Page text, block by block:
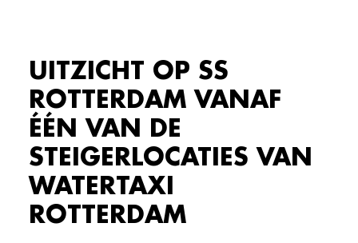
UITZICHT OP SS
ROTTERDAM VANAF
ÉÉN VAN DE
STEIGERLOCATIES VAN
WATERTAXI
ROTTERDAM